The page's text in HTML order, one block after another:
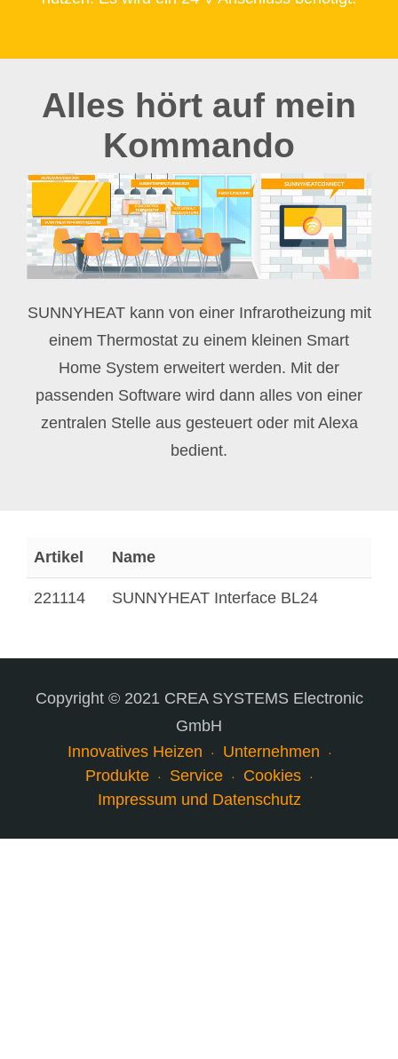
Alles hört auf mein
Kommando
SUNNYHEAT kann von einer Infrarotheizung mit
einem Thermostat zu einem kleinen Smart
Home System erweitert werden. Mit der
passenden Software wird dann alles von einer
zentralen Stelle aus gesteuert oder mit Alexa
bedient.
Artikel Name
221114 SUNNYHEAT Interface BL24
Copyright © 2021 CREA SYSTEMS Electronic
GmbH
Innovatives Heizen
Unternehmen
Produkte
Service
Cookies
Impressum und Datenschutz